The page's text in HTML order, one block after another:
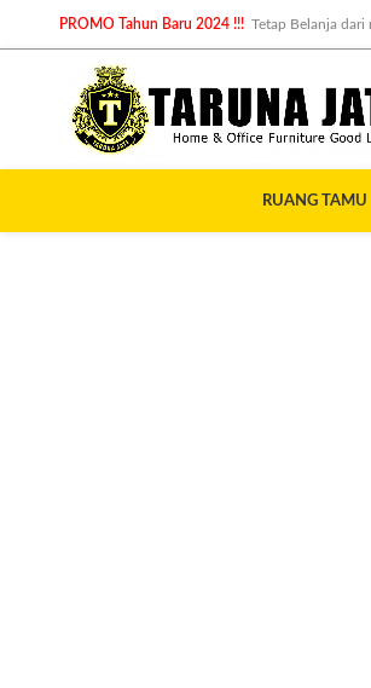
PROMO Tahun Baru 2024 !!! Tetap Belanja dari
RUANG TAMU